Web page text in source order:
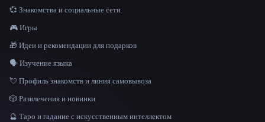
💞 Знакомства и социальные сети
🎮 Игры
🎁 Идеи и рекомендации для подарков
🗣️ Изучение языка
💘 Профиль знакомств и линия самовывоза
🎲 Развлечения и новинки
🔮 Таро и гадание с искусственным интеллектом